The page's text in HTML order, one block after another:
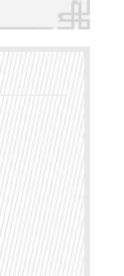
如
，
情